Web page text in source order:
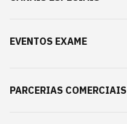
EVENTOS EXAME
PARCERIAS COMERCIAIS